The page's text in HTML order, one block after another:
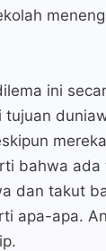
ini
bahwa
dan takut
apa-apa.